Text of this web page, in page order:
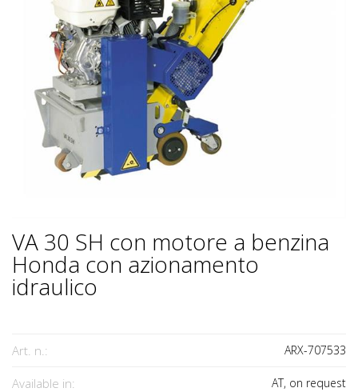
VA 30 SH con motore a benzina
Honda con azionamento
idraulico
Art. n.: ARX-707533
Available in: AT, on request